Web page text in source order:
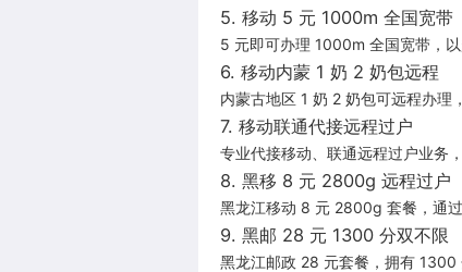
5. 移动 5 元 1000m 全国宽带
5 元即可办理 1000m 全国宽带，
6. 移动内蒙 1 奶 2 奶包远程
内蒙古地区 1 奶 2 奶包可远程办理
7. 移动联通代接远程过户
专业代接移动、联通远程过户业务
8. 黑移 8 元 2800g 远程过户
黑龙江移动 8 元 2800g 套餐，通
9. 黑邮 28 元 1300 分双不限
黑龙江邮政 28 元套餐，拥有 1300